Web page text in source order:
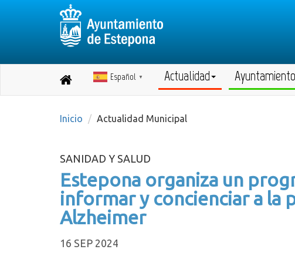
Destino:
inicio
Español ▼ Actualidad Ayuntamiento
Inicio Actualidad Municipal
SANIDAD Y SALUD
Estepona organiza un
informar y concienciar a la
Alzheimer
16 SEP 2024